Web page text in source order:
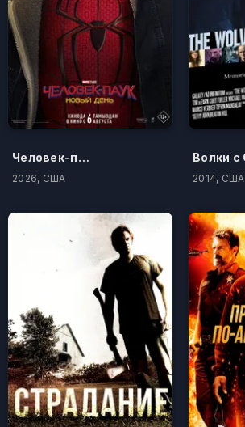
Человек-паук: Новый день
2026, США 2014, США